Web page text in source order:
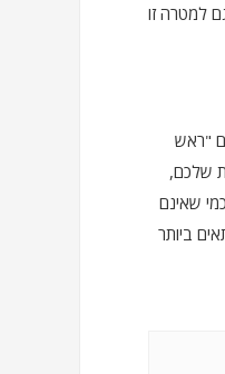
למטרה זו
"ראש
שלכם,
שאינם
ביותר